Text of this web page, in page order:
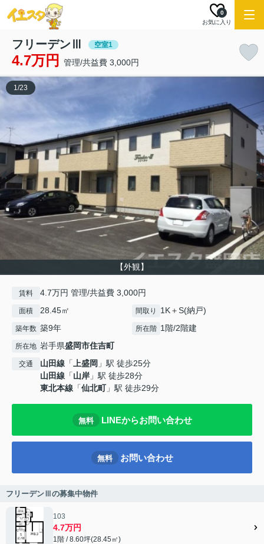
お気に入り
0
フリーデンⅢ 空室1
4.7万円 管理/共益費 3,000円
【外観】
1/23
賃料 4.7万円 管理/共益費 3,000円
面積 28.45㎡ 間取り 1K＋S(納戸)
築年数 築9年 所在階 1階/2階建
所在地 岩手県盛岡市住吉町
交通 山田線 「上盛岡 」駅 徒歩25分
山田線 「山岸 」駅 徒歩28分
東北本線 「仙北町」駅 徒歩29分
無料 LINEからお問い合わせ
無料 お問い合わせ
フリーデンⅢの募集中物件
103
4.7万円
1階 / 8.60坪(28.45㎡)